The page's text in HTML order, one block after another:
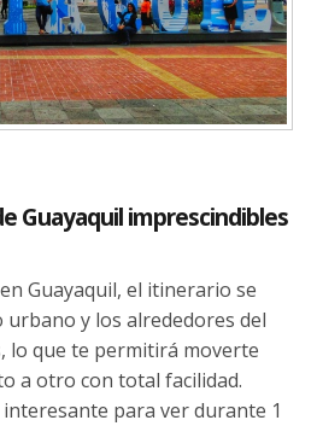
Guayaquil imprescindibles
Guayaquil, el itinerario se
y los alrededores del
lo que te permitirá moverte
a otro con total facilidad.
para ver durante 1